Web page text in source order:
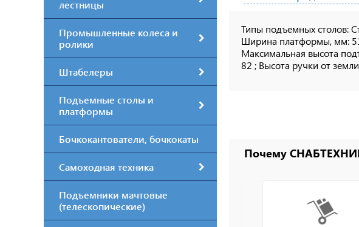
лестницы
Промышленные колеса и
ролики
Штабелеры
Подъемные столы и
платформы
Бочкокантователи, бочкокаты
Самоходная техника
Подъемники мачтовые
(телескопические)
Типы подъемных столов:
Ширина платформы, мм:
Максимальная высота
82 ; Высота ручки от
Почему